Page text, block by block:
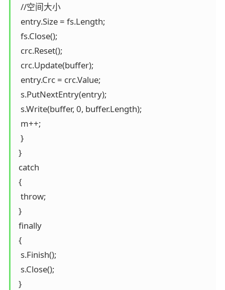
  //空间大小
  entry.Size = fs.Length;
  fs.Close();
  crc.Reset();
  crc.Update(buffer);
  entry.Crc = crc.Value;
  s.PutNextEntry(entry);
  s.Write(buffer, 0, buffer.Length);
  m++;
  }
}
catch
{
  throw;
}
finally
{
  s.Finish();
  s.Close();
}